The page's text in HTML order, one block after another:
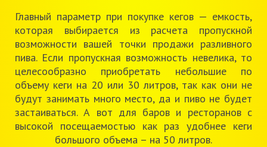
Главный параметр при покупке кегов — емкость,
которая выбирается из расчета пропускной
возможности вашей точки продажи разливного
пива. Если пропускная возможность невелика, то
целесообразно приобретать небольшие по
объему кеги на 20 или 30 литров, так как они не
будут занимать много место, да и пиво не будет
застаиваться. А вот для баров и ресторанов с
высокой посещаемостью как раз удобнее кеги
большого объема – на 50 литров.